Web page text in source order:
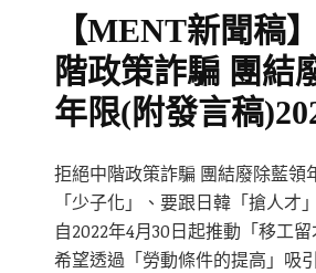
【MENT新聞稿
階政策詐騙 團結
年限(附發言稿
拒絕中階政策詐騙 團結廢除藍領
「少子化」、要跟日韓「搶人才
自2022年4月30日起推動「移工
希望透過「勞動條件的提高」吸